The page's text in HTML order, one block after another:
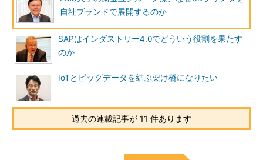
自社ブランドで展開するのか
SAPはインダストリー4.0でどういう役割を果たす
のか
IoTとビッグデータを結ぶ架け橋になりたい
過去の連載記事が 11 件あります